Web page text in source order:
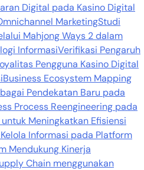
Digital pada Kasino Digital
MarketingStudi
Mahjong Ways 2 dalam
InformasiVerifikasi Pengaruh
Pengguna Kasino Digital
Business Ecosystem Mapping
Pendekatan Baru pada
Process Reengineering pada
Meningkatkan Efisiensi
Informasi pada Platform
Mendukung Kinerja
Chain menggunakan